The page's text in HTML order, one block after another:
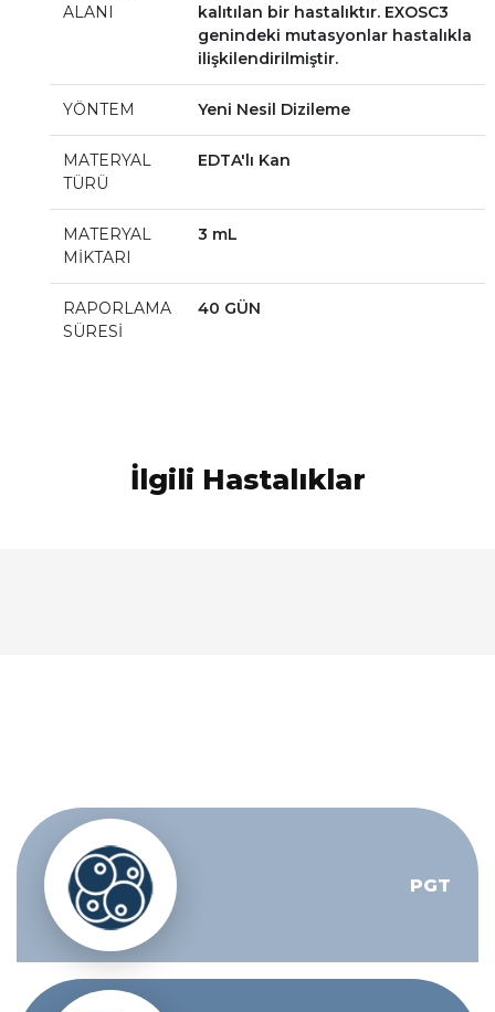
ALANI
kalıtılan bir hastalıktır. EXOSC3
genindeki mutasyonlar hastalıkla
ilişkilendirilmiştir.
YÖNTEM Yeni Nesil Dizileme
MATERYAL
TÜRÜ
EDTA'lı Kan
MATERYAL
MİKTARI
3 mL
RAPORLAMA
SÜRESİ
40 GÜN
İlgili Hastalıklar
PGT